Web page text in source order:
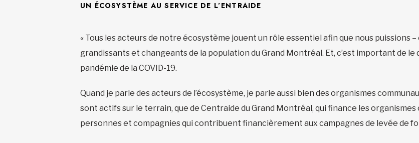
UN ÉCOSYSTÈME AU SERVICE DE L’ENTRAIDE
« Tous les acteurs de notre écosystème jouent un rôle essentiel afin que nous puissions
grandissants et changeants de la population du Grand Montréal. Et, c’est important de
pandémie de la COVID-19.
Quand je parle des acteurs de l’écosystème, je parle aussi bien des organismes
sont actifs sur le terrain, que de Centraide du Grand Montréal, qui finance les
personnes et compagnies qui contribuent financièrement aux campagnes de levée de